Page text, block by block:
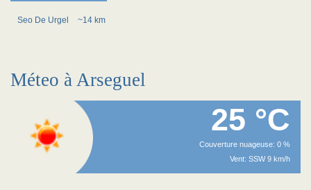
Seo De Urgel ~14 km
Méteo à Arseguel
25 °C
Couverture nuageuse: 0 %
Vent: SSW 9 km/h